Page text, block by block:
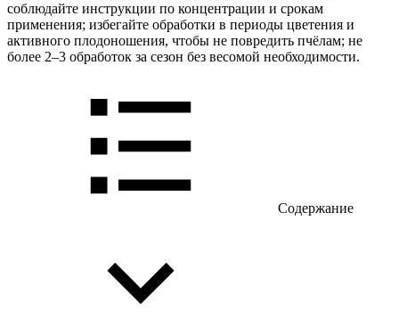
соблюдайте инструкции по концентрации и срокам
применения; избегайте обработки в периоды цветения и
активного плодоношения, чтобы не повредить пчёлам; не
более 2–3 обработок за сезон без весомой необходимости.
Содержание